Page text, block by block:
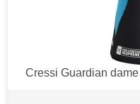
Cressi Guardian